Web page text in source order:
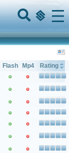
Menu
Flash Mp4
Rating